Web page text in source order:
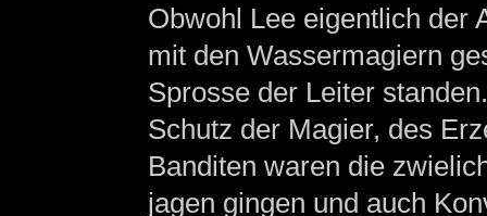
Obwohl Lee eigentlich der
mit den Wassermagiern
Sprosse der Leiter
Schutz der Magier, des
Banditen waren die
jagen gingen und auch